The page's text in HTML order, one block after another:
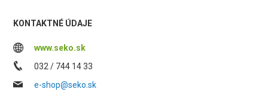
KONTAKTNÉ ÚDAJE
www.seko.sk
032 / 744 14 33
e-shop@seko.sk